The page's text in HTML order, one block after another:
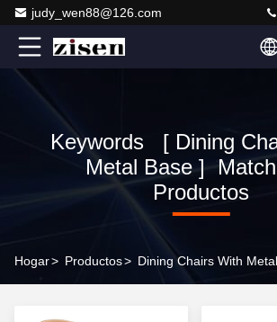
judy_wen88@126.com
Keywords [ Dining
Metal Base ]
Productos
Hogar> Productos>